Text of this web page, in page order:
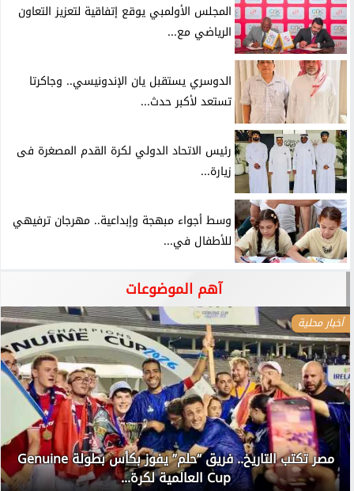
المجلس الأولمبي يوقع إتفاقية لتعزيز التعاون
الرياضي مع...
الدوسري يستقبل يان الإندونيسي.. وجاكرتا
تستعد لأكبر حدث...
رئيس الاتحاد الدولي لكرة القدم المصغرة فى
زيارة...
وسط أجواء مبهجة وإبداعية.. مهرجان ترفيهي
للأطفال في...
آهم الموضوعات
أخبار محلية
مصر تكتب التاريخ.. فريق “حلم” يفوز بكأس بطولة Genuine
Cup العالمية لكرة...